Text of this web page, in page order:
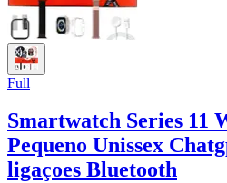
Full
Smartwatch Series 11
Pequeno Unissex
ligaçoes Bluetooth